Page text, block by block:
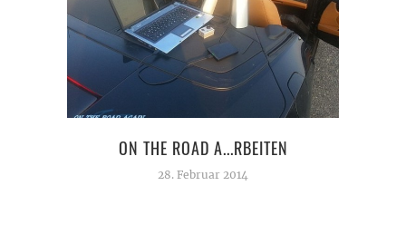
ON THE ROAD A...RBEITEN
28. Februar 2014